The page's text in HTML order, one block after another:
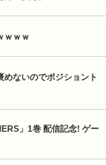
ｗｗｗ
ないのでポジショント
」1巻 配信記念! ゲー